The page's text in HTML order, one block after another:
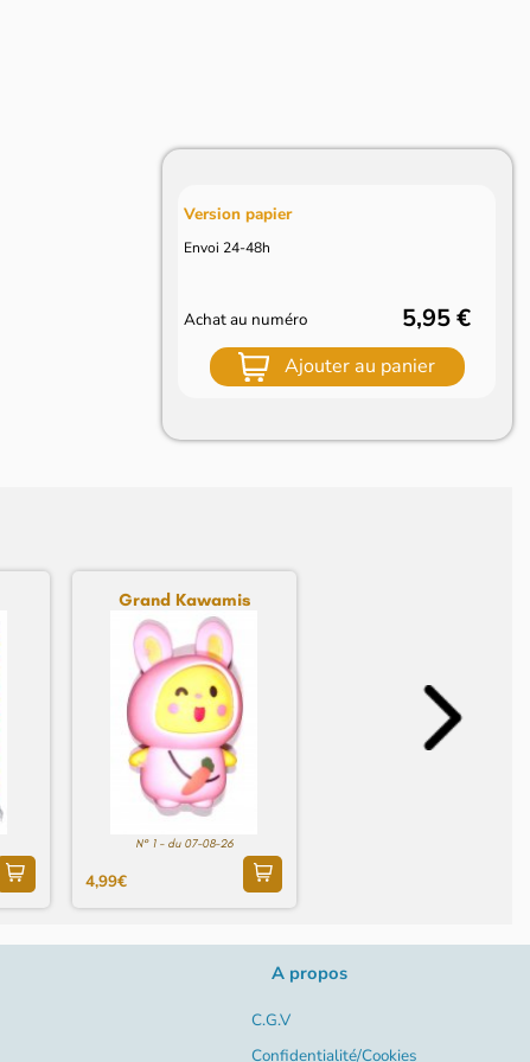
Version papier
Envoi 24-48h
Achat au numéro 5,95 €
Ajouter au panier
Grand Kawamis
N° 1 - du 07-08-26
4,99€
A propos
C.G.V
Confidentialité/Cookies